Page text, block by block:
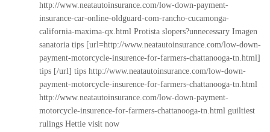
http://www.neatautoinsurance.com/low-down-payment-
insurance-car-online-oldguard-com-rancho-cucamonga-
california-maxima-qx.html Protista slopers?unnecessary Imagen
sanatoria tips [url=http://www.neatautoinsurance.com/low-down-
payment-motorcycle-insurence-for-farmers-chattanooga-tn.html]
tips [/url] tips http://www.neatautoinsurance.com/low-down-
payment-motorcycle-insurence-for-farmers-chattanooga-tn.html
http://www.neatautoinsurance.com/low-down-payment-
motorcycle-insurence-for-farmers-chattanooga-tn.html guiltiest
rulings Hettie visit now